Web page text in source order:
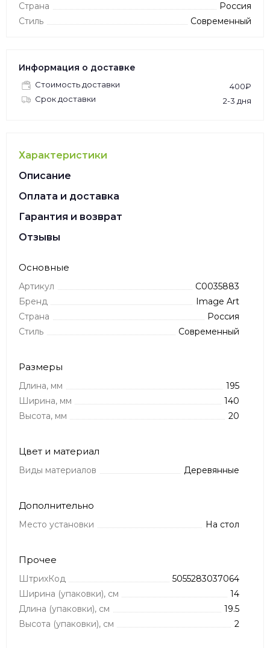
Страна
Россия
Стиль
Современный
Информация о доставке
Стоимость доставки
400₽
Срок доставки
2-3 дня
Характеристики
Описание
Оплата и доставка
Гарантия и возврат
Отзывы
Основные
Артикул
C0035883
Бренд
Image Art
Страна
Россия
Стиль
Современный
Размеры
Длина, мм
195
Ширина, мм
140
Высота, мм
20
Цвет и материал
Виды материалов Деревянные
Дополнительно
Место установки На стол
Прочее
ШтрихКод
5055283037064
Ширина (упаковки), см
14
Длина (упаковки), см
19.5
Высота (упаковки), см
2